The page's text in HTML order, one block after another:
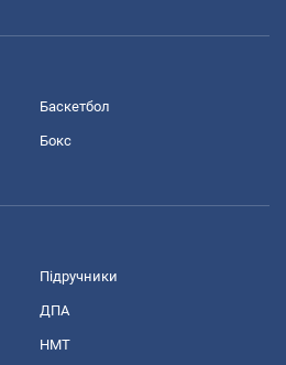
Баскетбол
Бокс
Підручники
ДПА
НМТ